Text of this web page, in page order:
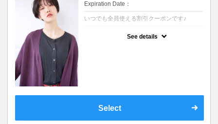
Expiration Date：
いつでも全員使える割引クーポンです♪
See details
Select